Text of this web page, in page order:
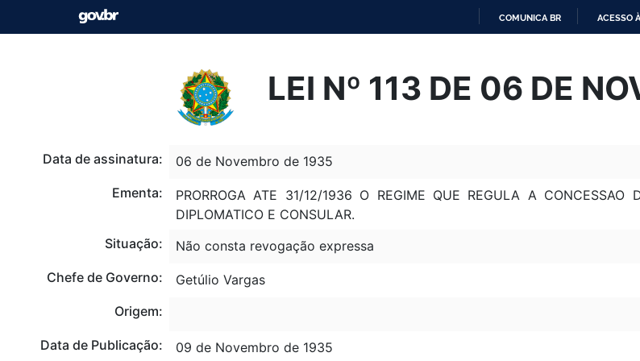
O
CONTEÚDO
COMUNICA BR ACESSO
LEI Nº 113 DE 06 DE
Data de assinatura:
06 de Novembro de 1935
Ementa:
PRORROGA ATE 31/12/1936 O REGIME QUE REGULA A
DIPLOMATICO E CONSULAR.
Situação:
Não consta revogação expressa
Chefe de Governo:
Getúlio Vargas
Origem:
Data de Publicação: 09 de Novembro de 1935